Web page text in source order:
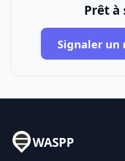
Prêt à
Signaler
WASPP